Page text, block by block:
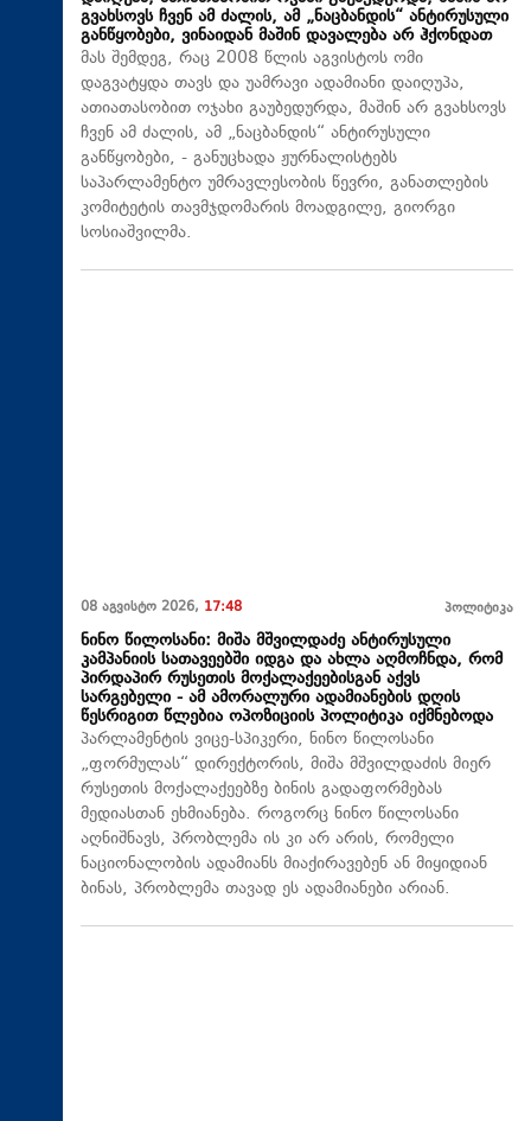
გვახსოვს ჩვენ ამ ძალის, ამ „ნაცბანდის“ ანტირუსული
განწყობები, ვინაიდან მაშინ დავალება არ ჰქონდათ
მას შემდეგ, რაც 2008 წლის აგვისტოს ომი
დაგვატყდა თავს და უამრავი ადამიანი დაიღუპა,
ათიათასობით ოჯახი გაუბედურდა, მაშინ არ გვახსოვს
ჩვენ ამ ძალის, ამ „ნაცბანდის“ ანტირუსული
განწყობები, - განუცხადა ჟურნალისტებს
საპარლამენტო უმრავლესობის წევრი, განათლების
კომიტეტის თავმჯდომარის მოადგილე, გიორგი
სოსიაშვილმა.
08 აგვისტო 2026, 17:48 პოლიტიკა
ნინო წილოსანი: მიშა მშვილდაძე ანტირუსული
კამპანიის სათავეებში იდგა და ახლა აღმოჩნდა, რომ
პირდაპირ რუსეთის მოქალაქეებისგან აქვს
სარგებელი - ამ ამორალური ადამიანების დღის
წესრიგით წლებია ოპოზიციის პოლიტიკა იქმნებოდა
პარლამენტის ვიცე-სპიკერი, ნინო წილოსანი
„ფორმულას“ დირექტორის, მიშა მშვილდაძის მიერ
რუსეთის მოქალაქეებზე ბინის გადაფორმებას
მედიასთან ეხმიანება. როგორც ნინო წილოსანი
აღნიშნავს, პრობლემა ის კი არ არის, რომელი
ნაციონალობის ადამიანს მიაქირავებენ ან მიყიდიან
ბინას, პრობლემა თავად ეს ადამიანები არიან.